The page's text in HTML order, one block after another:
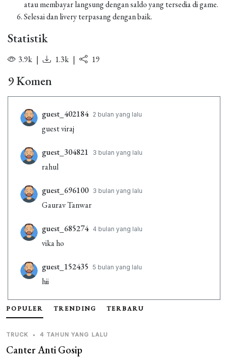
atau membayar langsung dengan saldo yang tersedia di game.
Selesai dan livery terpasang dengan baik.
Statistik
3.9k | 1.3k | 19
9 Komen
guest_402184 2 bulan yang lalu
guest viraj
guest_304821 3 bulan yang lalu
rahul
guest_696100 3 bulan yang lalu
Gaurav Tanwar
guest_685274 4 bulan yang lalu
vika ho
guest_152435 5 bulan yang lalu
hii
guest_854161 5 bulan yang lalu
123
POPULER TRENDING TERBARU
TRUCK • 4 TAHUN YANG LALU
Canter Anti Gosip